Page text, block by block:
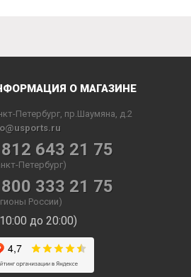
О МАГАЗИНЕ
Петербург, пр.Шаумяна, д.2
643 21 75
Петербург)
333 21 75
России)
до 20:00)